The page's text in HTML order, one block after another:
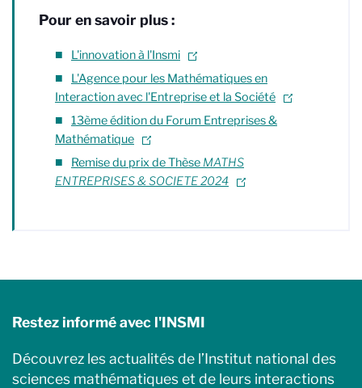
Pour en savoir plus :
L'innovation à l'Insmi
L'Agence pour les Mathématiques en
Interaction avec l'Entreprise et la Société
13ème édition du Forum Entreprises &
Mathématique
Remise du prix de Thèse MATHS
ENTREPRISES & SOCIETE 2024
Restez informé avec l'INSMI
Découvrez les actualités de l’Institut national des
sciences mathématiques et de leurs interactions